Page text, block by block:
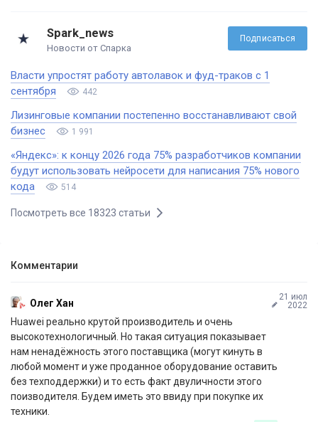
Подписаться
Spark_news
Новости от Спарка
Власти упростят работу автолавок и фуд-траков с 1
сентября
442
Лизинговые компании постепенно восстанавливают свой
бизнес
1 991
«Яндекс»: к концу 2026 года 75% разработчиков компании
будут использовать нейросети для написания 75% нового
кода
514
Посмотреть все 18323 статьи
Комментарии
Олег Хан
21 июл
2022
Huawei реально крутой производитель и очень
высокотехнологичный. Но такая ситуация показывает
нам ненадёжность этого поставщика (могут кинуть в
любой момент и уже проданное оборудование оставить
без техподдержки) и то есть факт двуличности этого
поизводителя. Будем иметь это ввиду при покупке их
техники.